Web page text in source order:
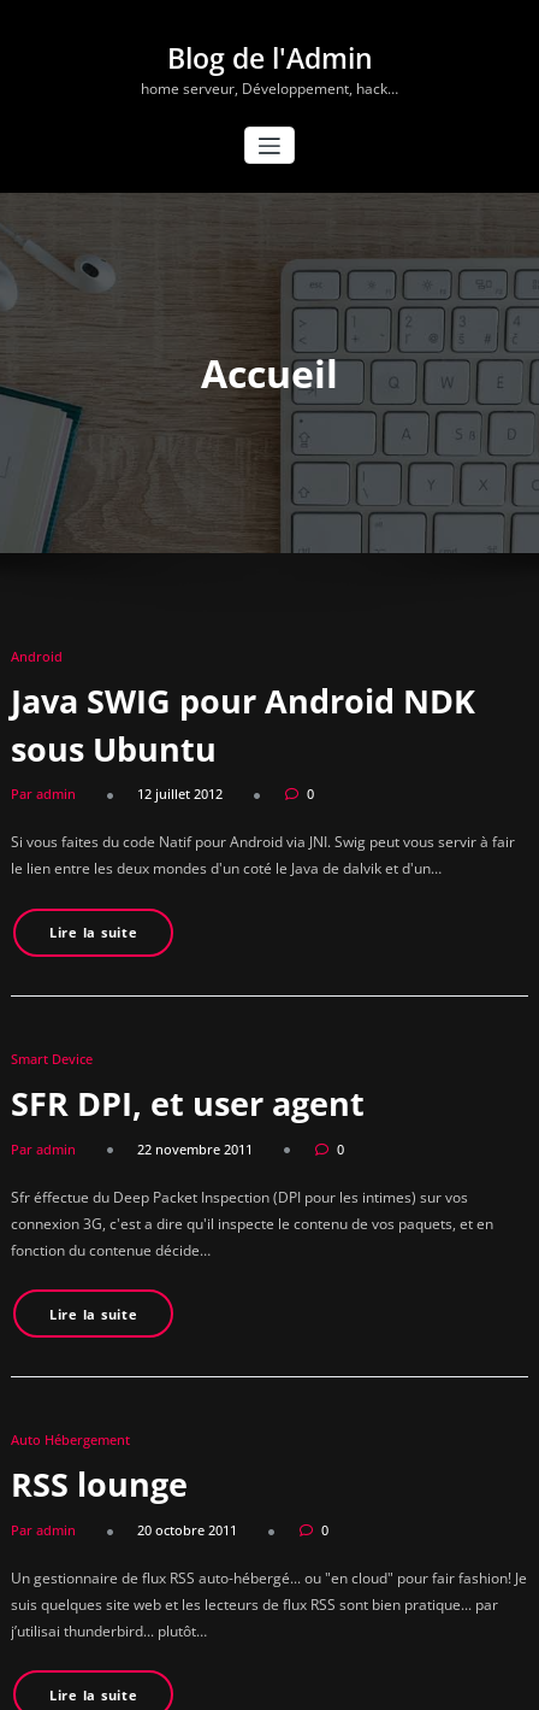
Blog de l'Admin
home serveur, Développement, hack…
Accueil
Android
Java SWIG pour Android NDK
sous Ubuntu
Par admin 12 juillet 2012 0
Si vous faites du code Natif pour Android via JNI. Swig peut vous servir à fair
le lien entre les deux mondes d'un coté le Java de dalvik et d'un…
Lire la suite
Smart Device
SFR DPI, et user agent
Par admin 22 novembre 2011 0
Sfr éffectue du Deep Packet Inspection (DPI pour les intimes) sur vos
connexion 3G, c'est a dire qu'il inspecte le contenu de vos paquets, et en
fonction du contenue décide…
Lire la suite
Auto Hébergement
RSS lounge
Par admin 20 octobre 2011 0
Un gestionnaire de flux RSS auto-hébergé... ou "en cloud" pour fair fashion! Je
suis quelques site web et les lecteurs de flux RSS sont bien pratique... par
j’utilisai thunderbird... plutôt…
Lire la suite